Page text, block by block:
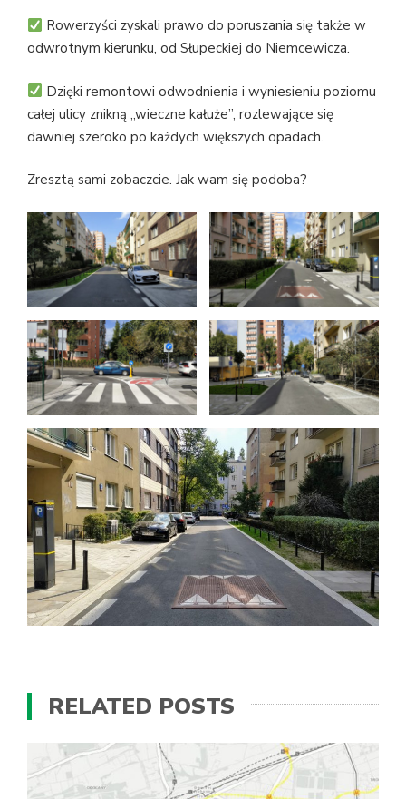
Rowerzyści zyskali prawo do poruszania się także w
odwrotnym kierunku, od Słupeckiej do Niemcewicza.
Dzięki remontowi odwodnienia i wyniesieniu poziomu
całej ulicy znikną „wieczne kałuże”, rozlewające się
dawniej szeroko po każdych większych opadach.
Zresztą sami zobaczcie. Jak wam się podoba?
RELATED POSTS